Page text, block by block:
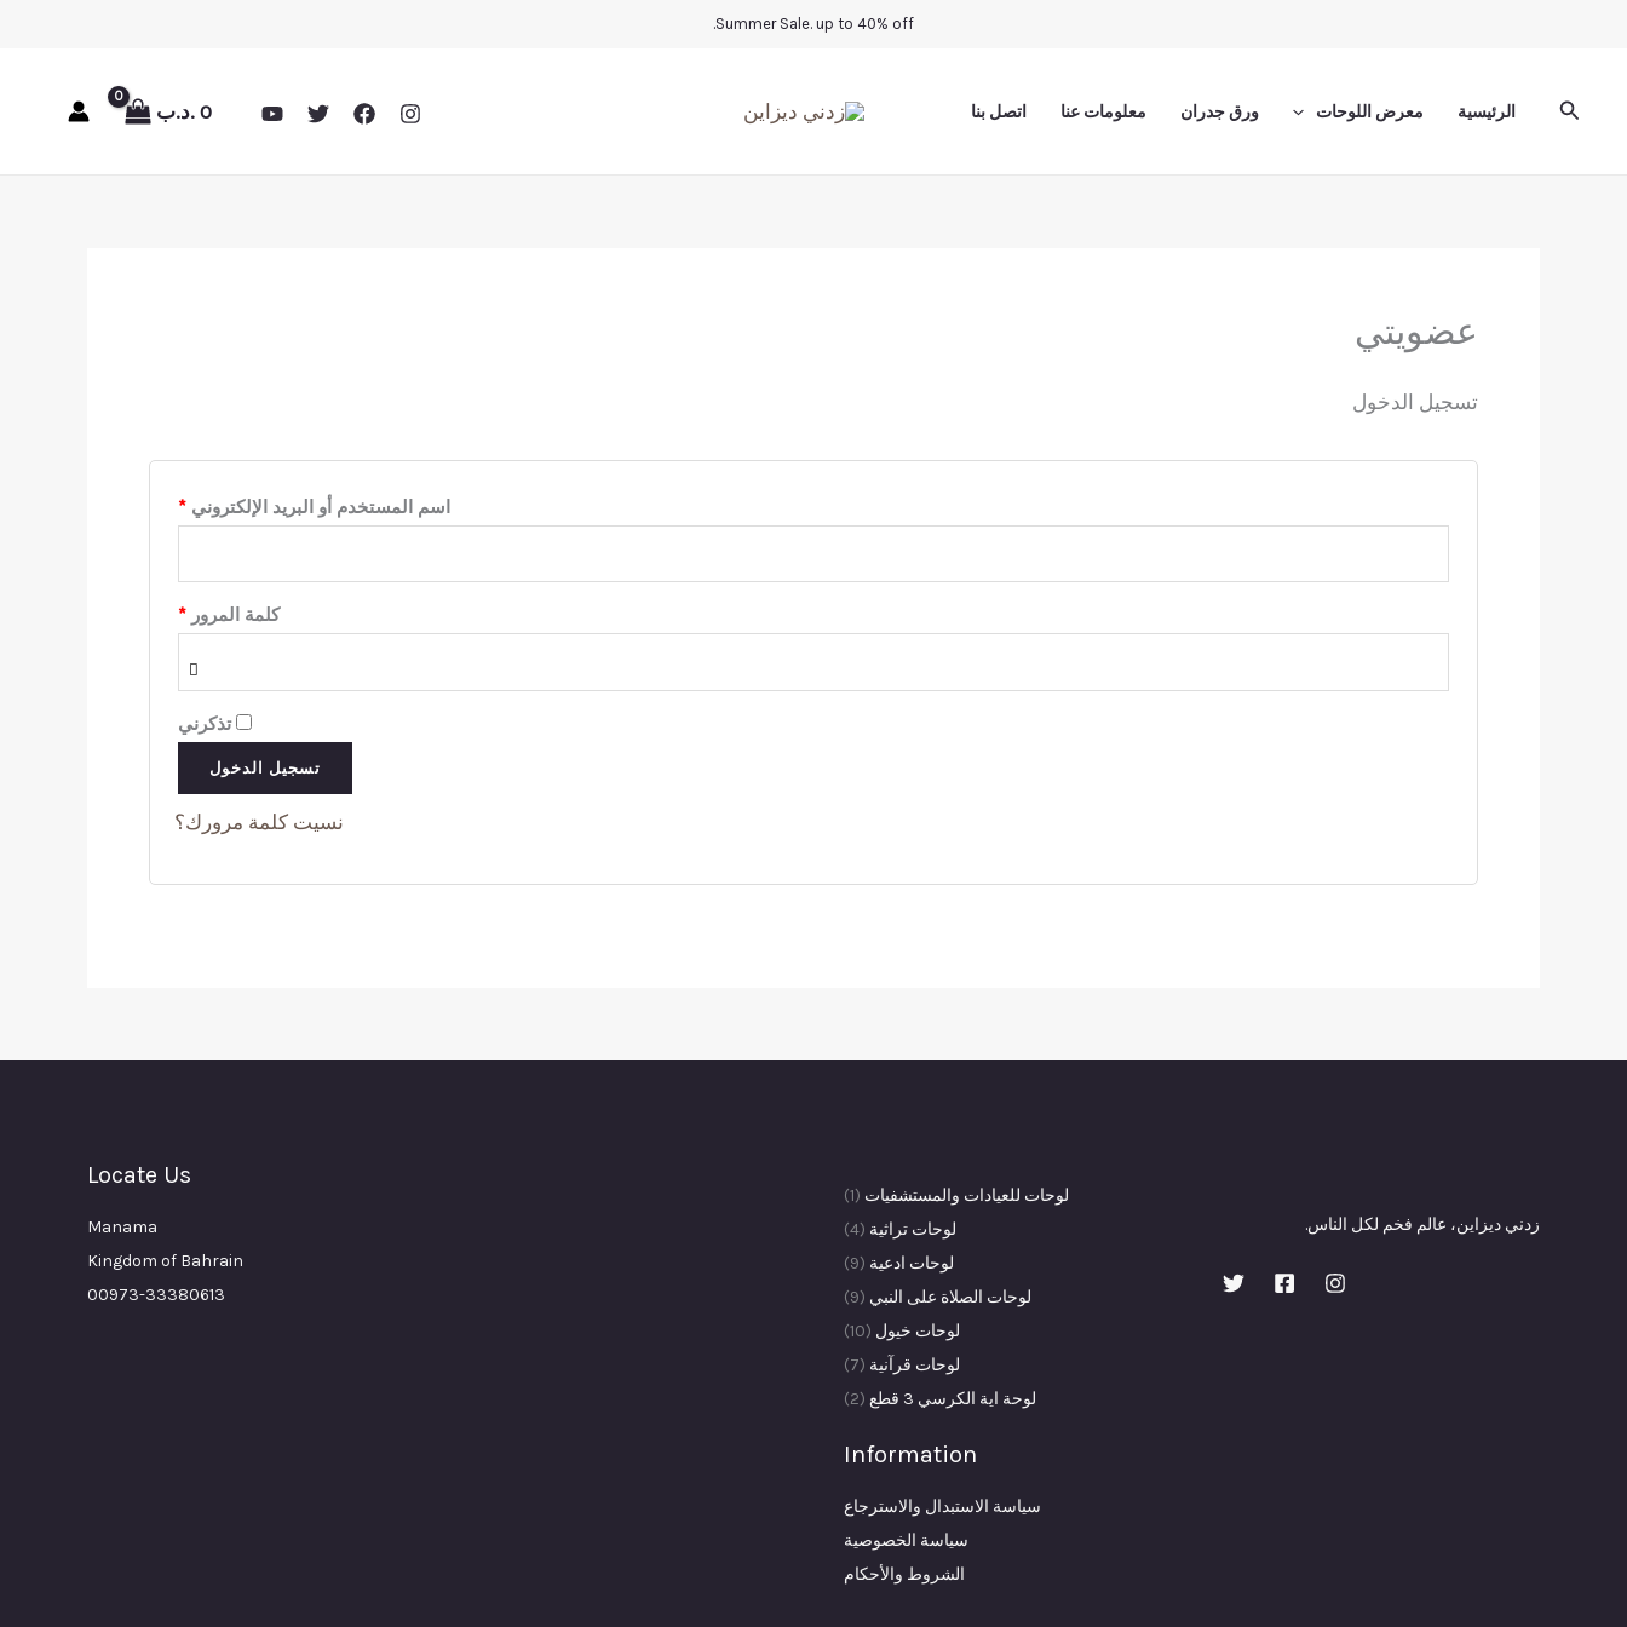
Summer Sale. up to 40% off.
البحث الرئيسية معرض اللوحات ورق جدران معلومات عنا اتصل بنا 0 .د.ب
عضويتي
تسجيل الدخول
اسم المستخدم أو البريد الإلكتروني *
كلمة المرور *
تذكرني
تسجيل الدخول
نسيت كلمة مرورك؟
زدني ديزاين، عالم فخم لكل الناس.
لوحات للعيادات والمستشفيات 1
منتج
واحد
لوحات تراثية 4
4
منتجات
لوحات ادعية 9
9
منتجات
لوحات الصلاة على النبي 9
9
منتجات
لوحات خيول 10
10
منتجات
لوحات قرآنية 7
7
منتجات
لوحة اية الكرسي 3 قطع 2
2
Information
سياسة الاستبدال والاسترجاع
سياسة الخصوصية
الشروط والأحكام
Locate Us
Manama
Kingdom of Bahrain
00973-33380613